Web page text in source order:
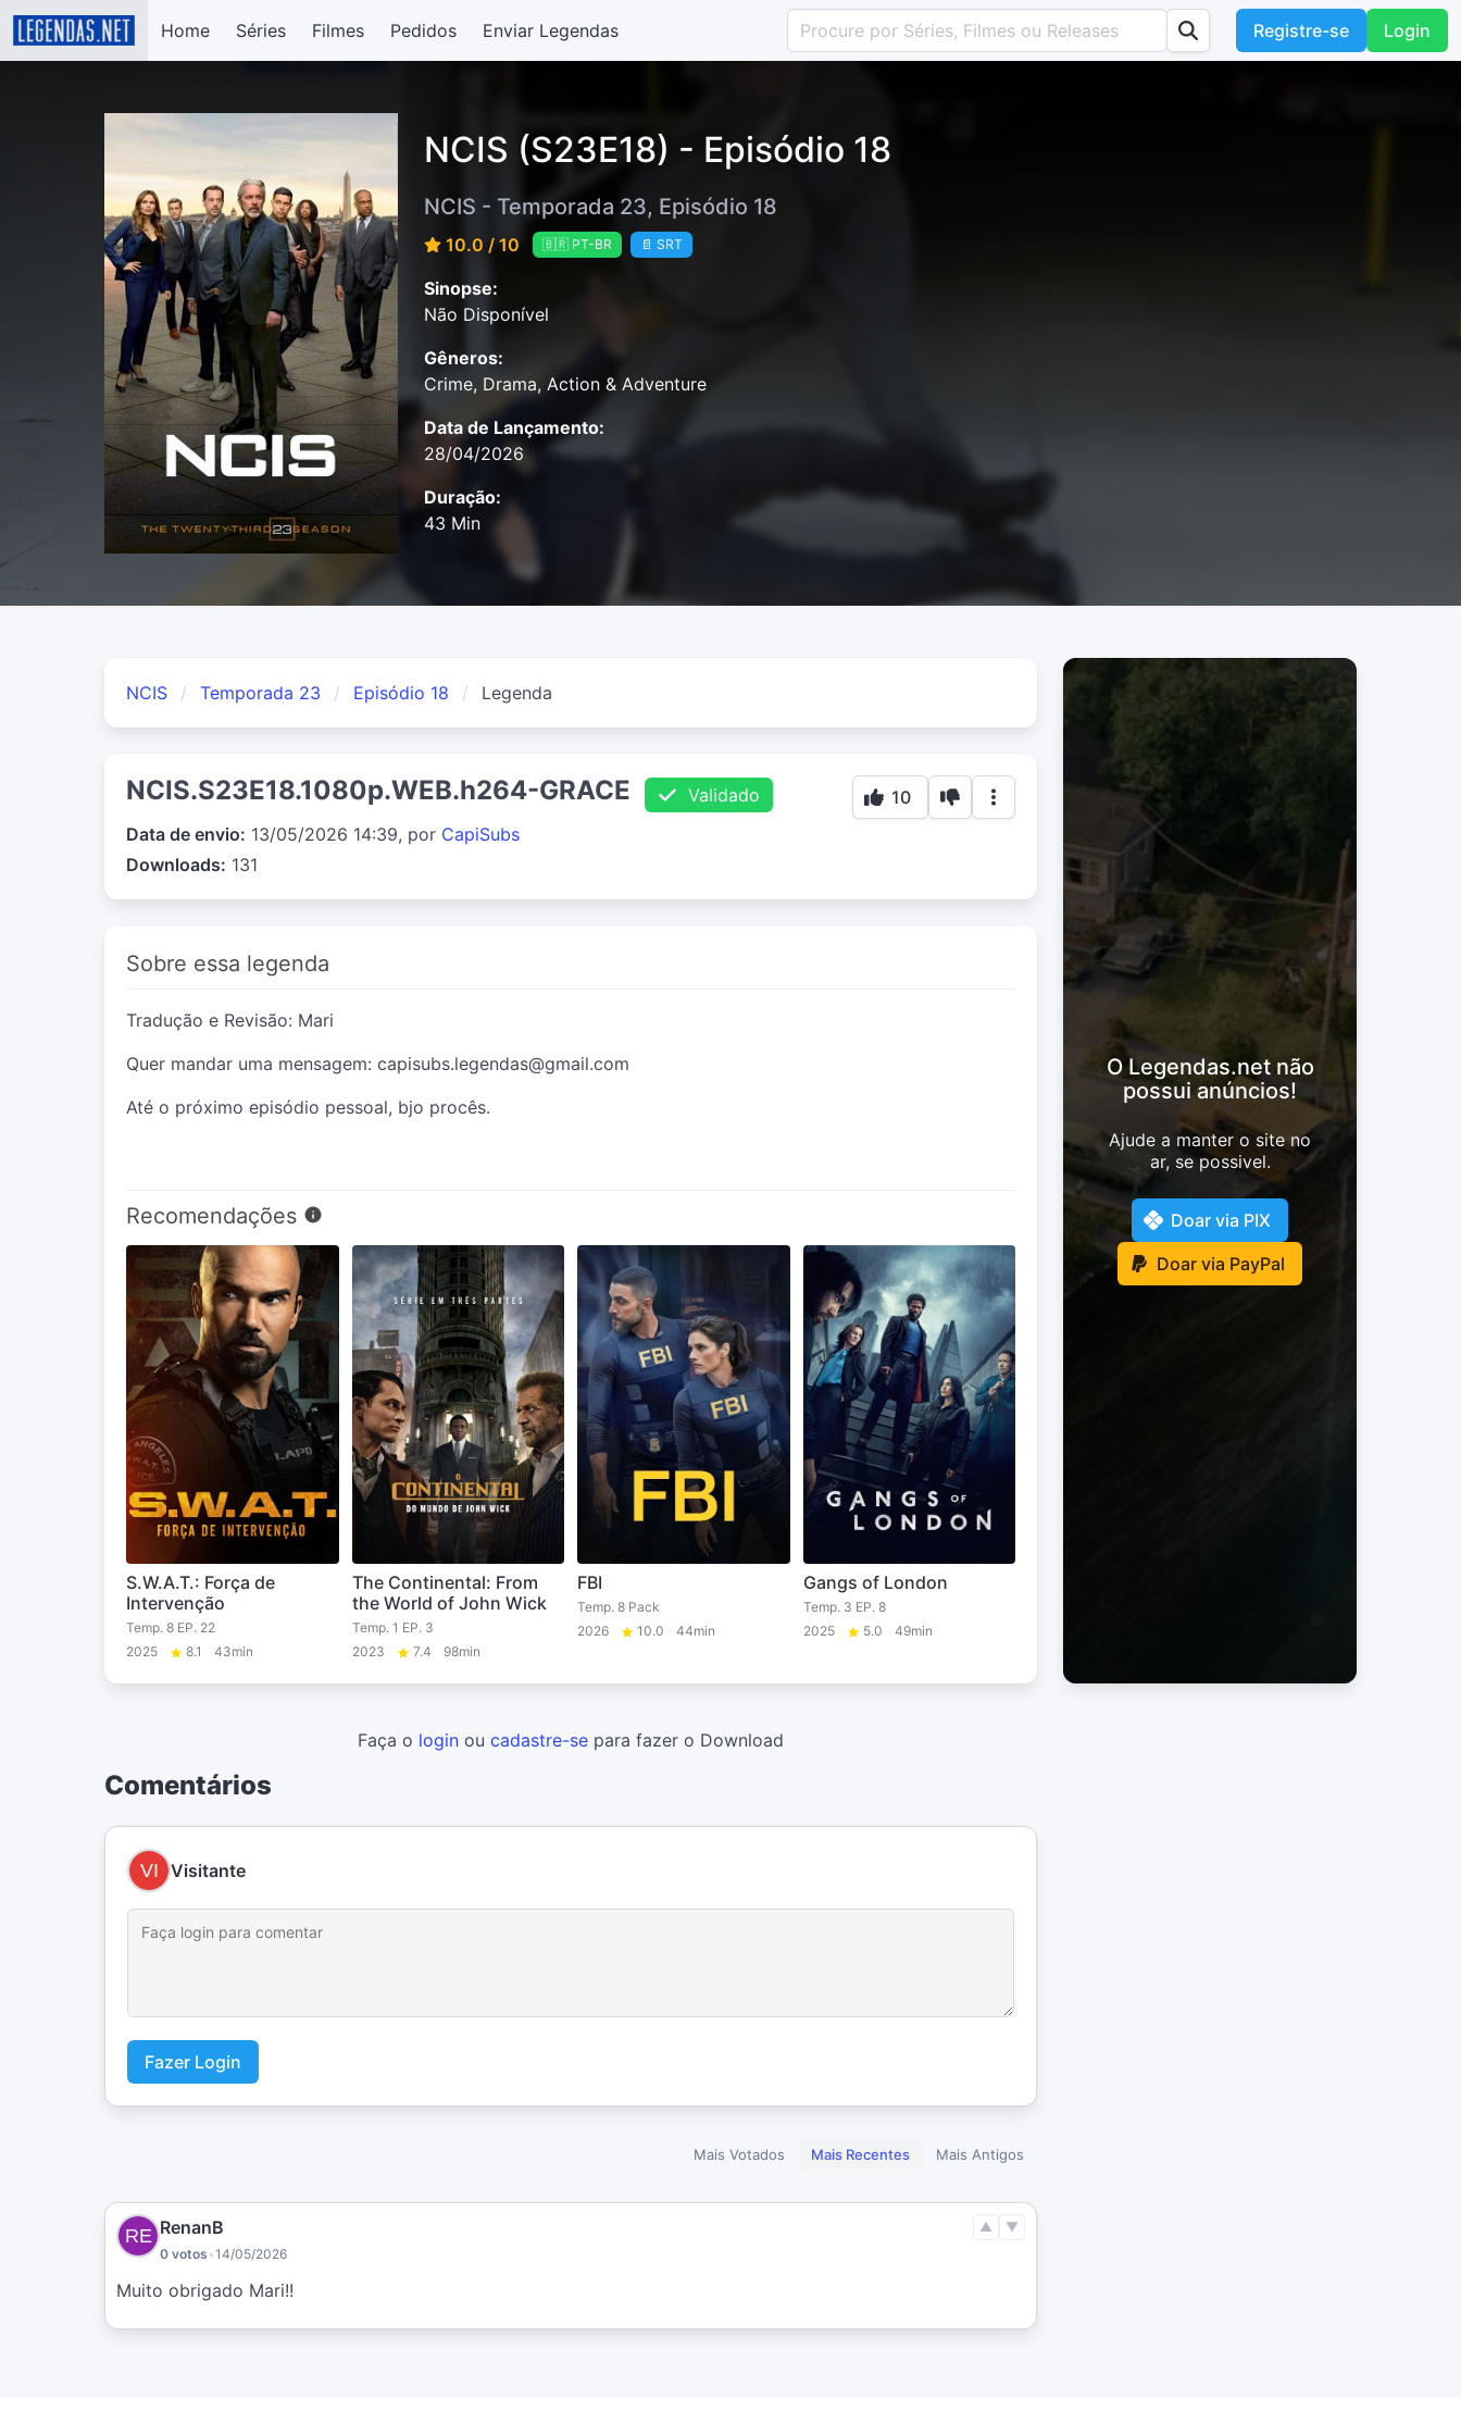
Home Séries Filmes Pedidos Enviar Legendas Registre-se Login
NCIS (S23E18) - Episódio 18
NCIS - Temporada 23, Episódio 18
10.0 / 10 🇧🇷 PT-BR 📄 SRT
Sinopse:
Não Disponível
Gêneros:
Crime, Drama, Action & Adventure
Data de Lançamento:
28/04/2026
Duração:
43 Min
NCIS Temporada 23 Episódio 18 Legenda
NCIS.S23E18.1080p.WEB.h264-GRACE
Validado
Data de envio: 13/05/2026 14:39, por CapiSubs
Downloads: 131
10
Sobre essa legenda
Tradução e Revisão: Mari
Quer mandar uma mensagem: capisubs.legendas@gmail.com
Até o próximo episódio pessoal, bjo procês.
Recomendações
S.W.A.T.: Força de
Intervenção
Temp. 8 EP. 22
2025
8.1 43min
The Continental: From
the World of John Wick
Temp. 1 EP. 3
2023
7.4 98min
FBI
Temp. 8 Pack
2026
10.0 44min
Gangs of London
Temp. 3 EP. 8
2025
5.0 49min
O Legendas.net não
possui anúncios!
Ajude a manter o site no
ar, se possivel.
Doar via PIX
Doar via PayPal
Faça o login ou cadastre-se para fazer o Download
Comentários
Visitante
Fazer Login
Mais Votados Mais Recentes Mais Antigos
RenanB
0 votos •14/05/2026
▲ ▼
Muito obrigado Mari!!